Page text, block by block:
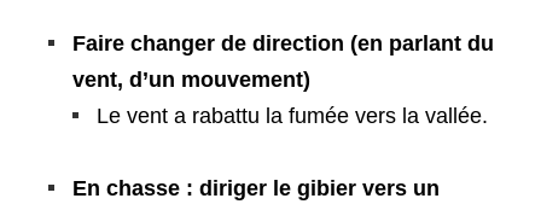
Faire changer de direction (en parlant du
vent, d’un mouvement)
Le vent a rabattu la fumée vers la vallée.
En chasse : diriger le gibier vers un